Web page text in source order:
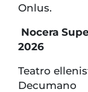
Onlus.
Nocera
2026
Teatro
Decumano